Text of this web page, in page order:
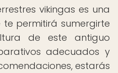
vikingas es una
te permitirá sumergirte
de este antiguo
adecuados y
estarás